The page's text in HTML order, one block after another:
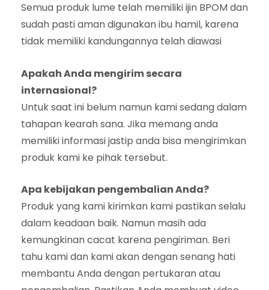
Semua produk lume telah memiliki ijin BPOM dan
sudah pasti aman digunakan ibu hamil, karena
tidak memiliki kandungannya telah diawasi
Apakah Anda mengirim secara
internasional?
Untuk saat ini belum namun kami sedang dalam
tahapan kearah sana. Jika memang anda
memiliki informasi jastip anda bisa mengirimkan
produk kami ke pihak tersebut.
Apa kebijakan pengembalian Anda?
Produk yang kami kirimkan kami pastikan selalu
dalam keadaan baik. Namun masih ada
kemungkinan cacat karena pengiriman. Beri
tahu kami dan kami akan dengan senang hati
membantu Anda dengan pertukaran atau